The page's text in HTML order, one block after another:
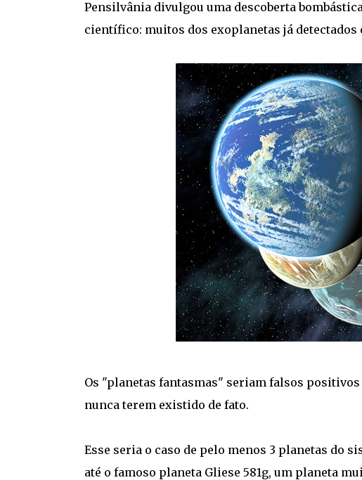
Pensilvânia divulgou uma descoberta
científico: muitos dos exoplanetas já
Os "planetas fantasmas" seriam falsos
nunca terem existido de fato.
Esse seria o caso de pelo menos 3 planetas do
até o famoso planeta Gliese 581g, um planeta